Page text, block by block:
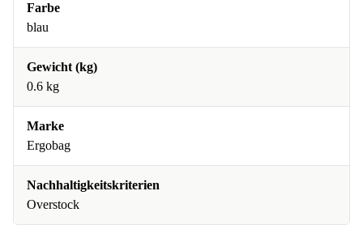
Farbe
blau
Gewicht (kg)
0.6 kg
Marke
Ergobag
Nachhaltigkeitskriterien
Overstock